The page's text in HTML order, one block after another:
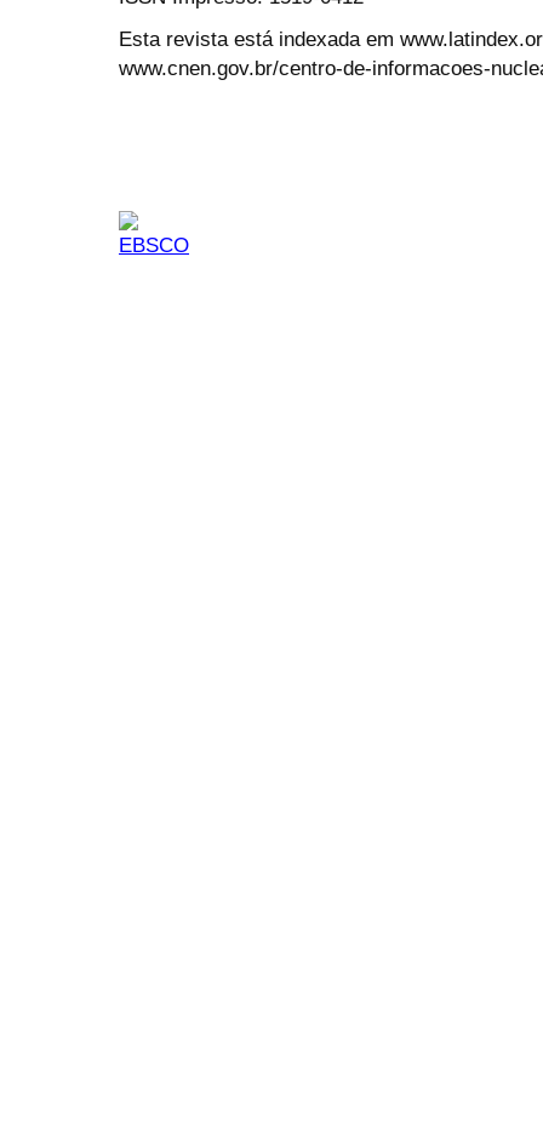
Esta revista está indexada em
www.cnen.gov.br/centro-de-informacoes-